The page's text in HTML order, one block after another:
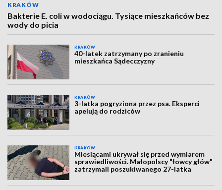
KRAKÓW
Bakterie E. coli w wodociągu. Tysiące mieszkańców bez
wody do picia
KRAKÓW
40-latek zatrzymany po zranieniu
mieszkańca Sądecczyzny
KRAKÓW
3-latka pogryziona przez psa. Eksperci
apelują do rodziców
KRAKÓW
Miesiącami ukrywał się przed wymiarem
sprawiedliwości. Małopolscy "łowcy głów"
zatrzymali poszukiwanego 27-latka